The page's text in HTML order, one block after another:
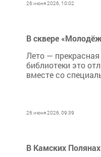
26 июня 2026, 10:02
В сквере
Лето —
библиотеки это
вместе со
26 июня 2026, 09:39
В Камских